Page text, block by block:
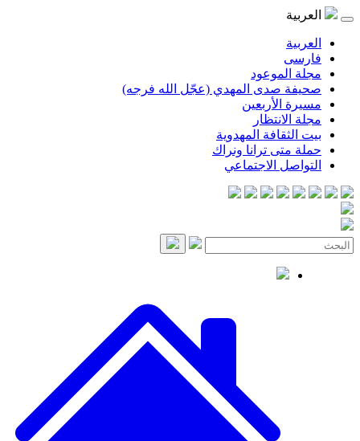
العربية
العربية
فارسی
مجلة الموعود
صحيفة صدى المهدي (عجّل الله فرجه)
مسيرة الأربعين
مجلة الانتظار
بيت الثقافة المهدوية
حملة متى ترانا ونراك
التواصل الاجتماعي